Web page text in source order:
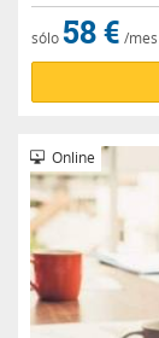
sólo 58 € /mes
Online